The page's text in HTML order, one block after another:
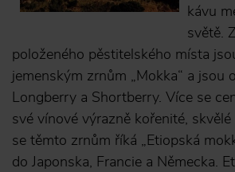
kávu
světě.
položeného pěstitelského místa
jemenským zrnům „Mokka“ a jsou
Longberry a Shortberry. Více se
své vínové výrazně kořenité,
se těmto zrnům říká „Etiopská
do Japonska, Francie a Německa.